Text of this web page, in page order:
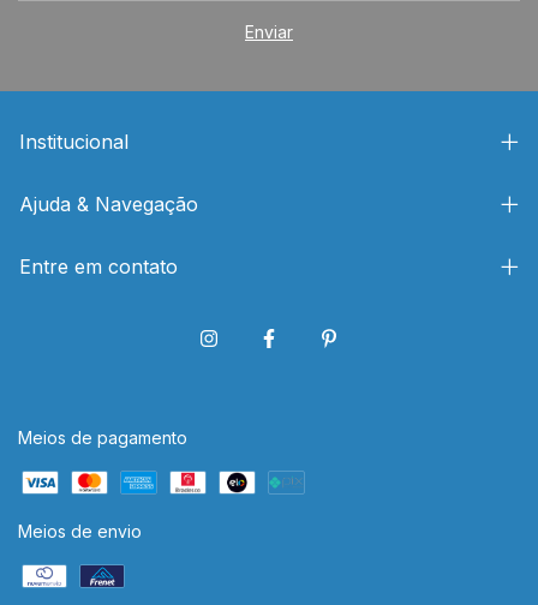
Institucional
Ajuda & Navegação
Entre em contato
Meios de pagamento
Meios de envio